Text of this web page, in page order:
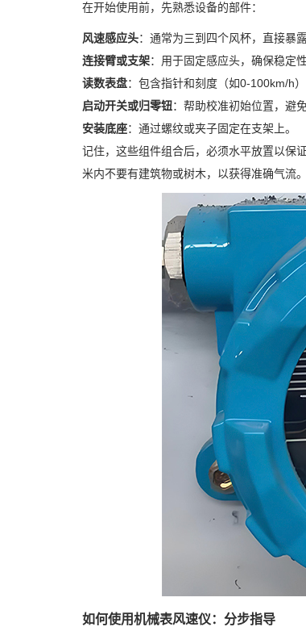
在开始使用前，先熟悉设备的部件：
风速感应头：通常为三到四个风杯，直接暴
连接臂或支架：用于固定感应头，确保稳定性
读数表盘：包含指针和刻度（如0-100km/h
启动开关或归零钮：帮助校准初始位置，避免
安装底座：通过螺纹或夹子固定在支架上。
记住，这些组件组合后，必须水平放置以
米内不要有建筑物或树木，以获得准确气流。
如何使用机械表风速仪：分步指导